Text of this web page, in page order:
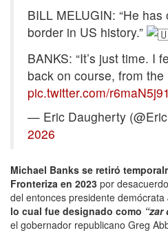
BILL MELUGIN: “He
border in US history.”
BANKS: “It’s just time. I
back on course, from
pic.twitter.com/
— Eric Daugherty
2026
Michael Banks se retiró
Fronteriza en 2023 por
del entonces presidente
lo cual fue designado como
el gobernador republicano Greg